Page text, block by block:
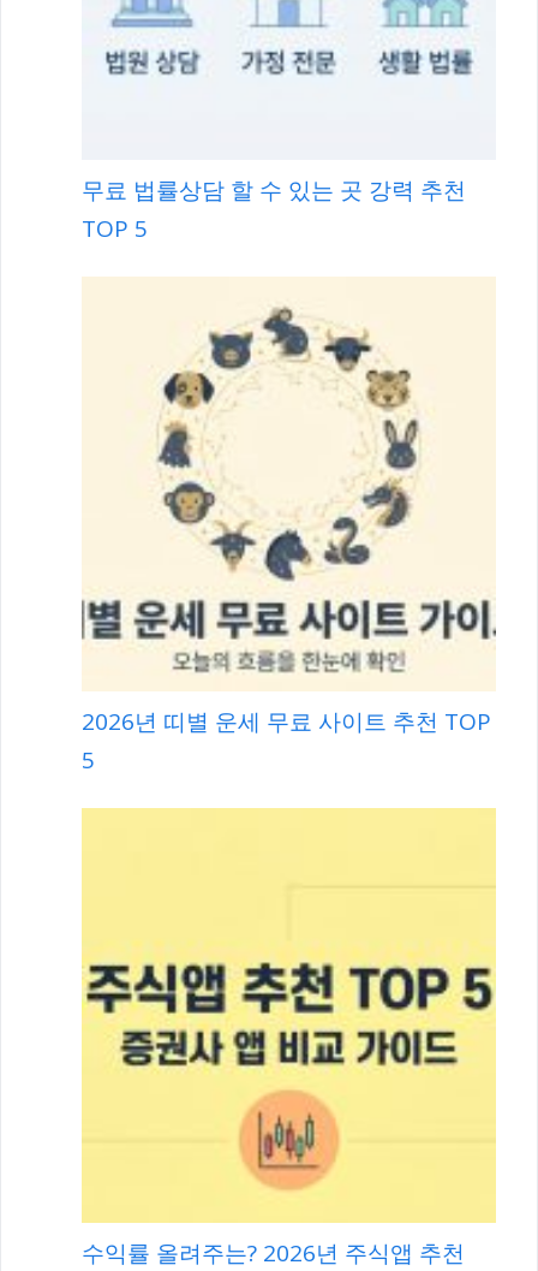
무료 법률상담 할 수 있는 곳 강력 추천
TOP 5
2026년 띠별 운세 무료 사이트 추천 TOP
5
수익률 올려주는? 2026년 주식앱 추천